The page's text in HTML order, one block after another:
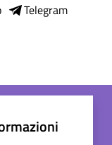
Telegram